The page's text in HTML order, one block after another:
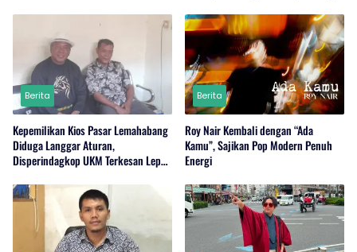
Berita
Kepemilikan Kios Pasar Lemahabang
Diduga Langgar Aturan,
Disperindagkop UKM Terkesan Lepas
Berita
Roy Nair Kembali dengan “Ada
Kamu”, Sajikan Pop Modern Penuh
Energi